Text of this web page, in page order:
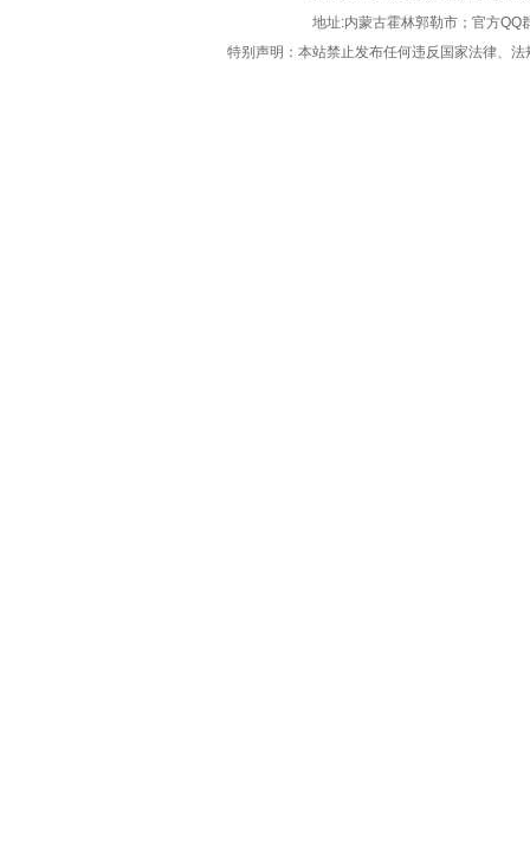
地址:内蒙古霍林郭勒市；官方QQ
特别声明：本站禁止发布任何违反国家法律、